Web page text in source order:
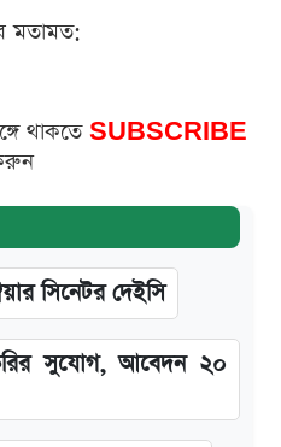
মতামত:
থাকতে SUBSCRIBE
সিনেটর দেইসি
সুযোগ, আবেদন ২০